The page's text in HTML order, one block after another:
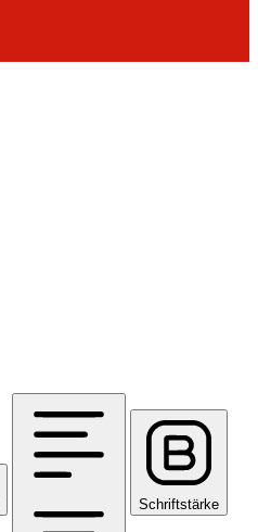
Schriftstärke